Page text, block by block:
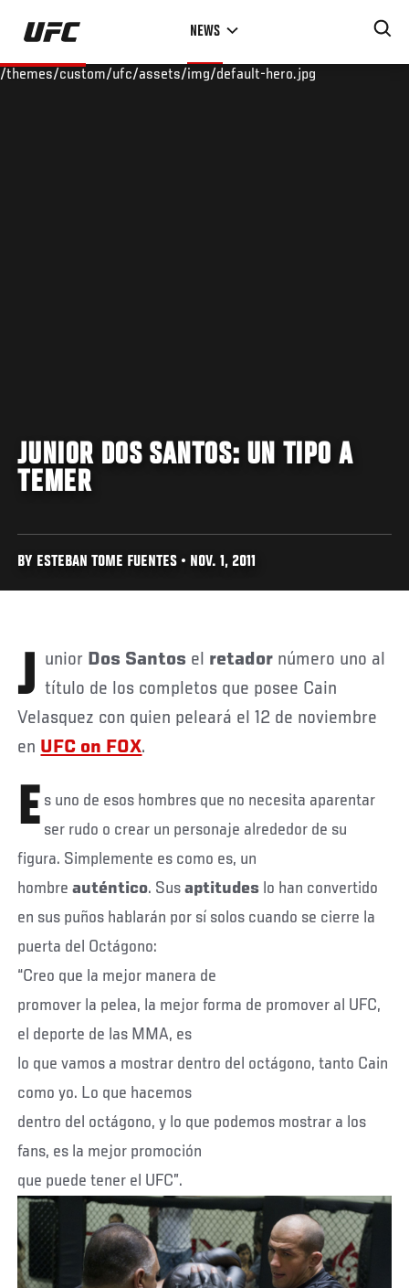
Skip
main
NEWS
/themes/custom/ufc/assets/img/default-hero.jpg
JUNIOR DOS SANTOS: UN TIPO A
TEMER
BY ESTEBAN TOME FUENTES • NOV. 1, 2011
Junior Dos Santos el retador número uno al
título de los completos que posee Cain
Velasquez con quien peleará el 12 de noviembre
en UFC on FOX.
E s uno de esos hombres que no necesita aparentar
ser rudo o crear un personaje alrededor de su
figura. Simplemente es como es, un
hombreauténtico. Susaptitudes lo han convertido
en sus puños hablarán por sí solos cuando se cierre la
puerta del Octágono:
“Creo que la mejor manera de
promover la pelea, la mejor forma de promover al UFC,
el deporte de las MMA, es
lo que vamos a mostrar dentro del octágono, tanto Cain
como yo. Lo que hacemos
dentro del octágono, y lo que podemos mostrar a los
fans, es la mejor promoción
que puede tener el UFC”.